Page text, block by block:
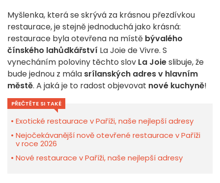
Myšlenka, která se skrývá za krásnou přezdívkou
restaurace, je stejně jednoduchá jako krásná:
restaurace byla otevřena na místě bývalého
čínského lahůdkářství La Joie de Vivre. S
vynecháním poloviny těchto slov La Joieslibuje, že
bude jednou z mála srílanských adres v hlavním
městě. A jaká je to radost objevovat nové kuchyně!
PŘEČTĚTE SI TAKÉ
Exotické restaurace v Paříži, naše nejlepší adresy
Nejočekávanější nově otevřené restaurace v Paříži
v roce 2026
Nové restaurace v Paříži, naše nejlepší adresy